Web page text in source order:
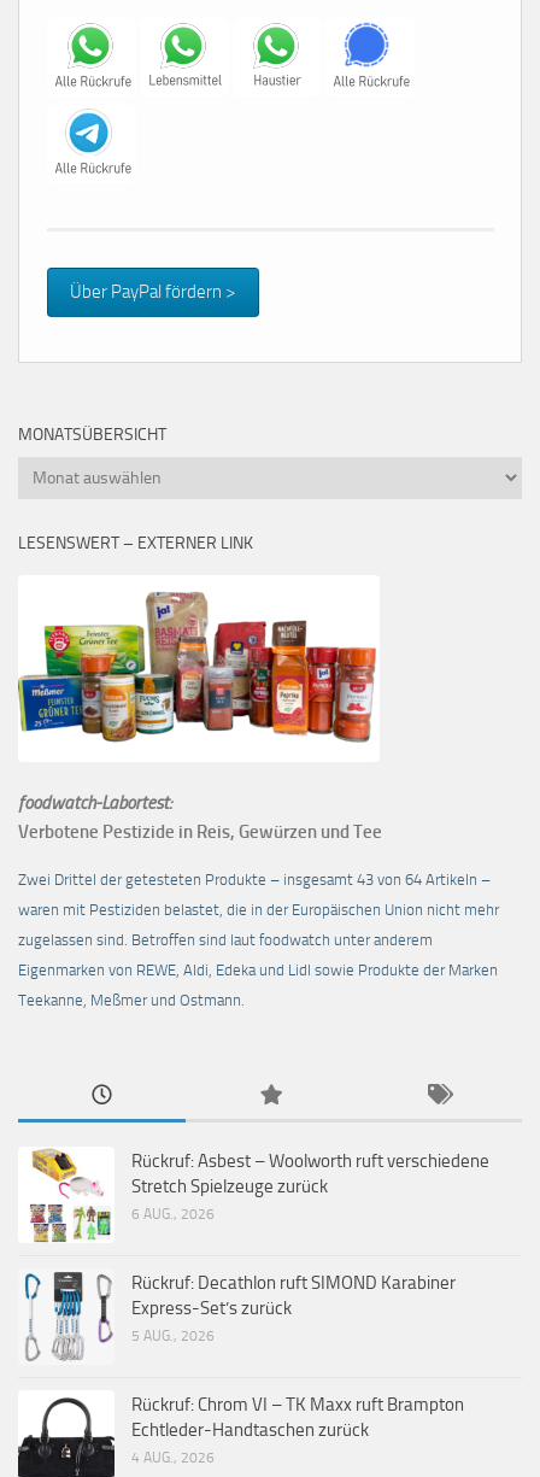
Über PayPal fördern >
MONATSÜBERSICHT
Monatsübersicht
LESENSWERT – EXTERNER LINK
foodwatch-Labortest:
Verbotene Pestizide in Reis, Gewürzen und Tee
Zwei Drittel der getesteten Produkte – insgesamt 43 von 64 Artikeln –
waren mit Pestiziden belastet, die in der Europäischen Union nicht mehr
zugelassen sind. Betroffen sind laut foodwatch unter anderem
Eigenmarken von REWE, Aldi, Edeka und Lidl sowie Produkte der Marken
Teekanne, Meßmer und Ostmann.
Rückruf: Asbest – Woolworth ruft verschiedene
Stretch Spielzeuge zurück
6 AUG., 2026
Rückruf: Decathlon ruft SIMOND Karabiner
Express-Set’s zurück
5 AUG., 2026
Rückruf: Chrom VI – TK Maxx ruft Brampton
Echtleder-Handtaschen zurück
4 AUG., 2026